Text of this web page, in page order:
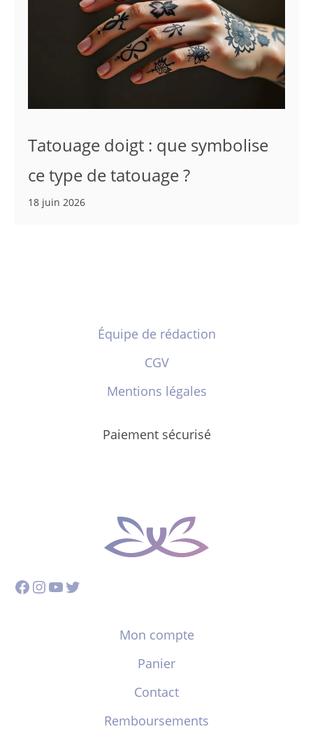
Tatouage doigt : que symbolise
ce type de tatouage ?
18 juin 2026
Équipe de rédaction
CGV
Mentions légales
Paiement sécurisé
Facebook
Instagram
YouTube
Twitter
Mon compte
Panier
Contact
Remboursements